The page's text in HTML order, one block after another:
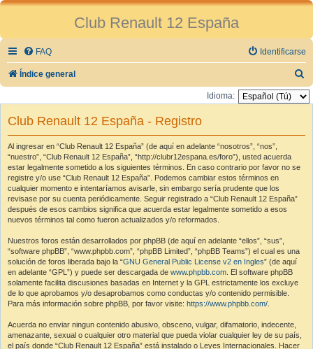
Club Renault 12 España
FAQ Identificarse
Índice general
u
Idioma:
Club Renault 12 España - Registro
Al ingresar en “Club Renault 12 España” (de aquí en adelante “nosotros”, “nos”,
“nuestro”, “Club Renault 12 España”, “http://clubr12espana.es/foro”), usted acuerda
estar legalmente sometido a los siguientes términos. En caso contrario por favor no se
registre y/o use “Club Renault 12 España”. Podemos cambiar estos términos en
cualquier momento e intentaríamos avisarle, sin embargo sería prudente que los
revisase por su cuenta periódicamente. Seguir registrado a “Club Renault 12 España”
después de esos cambios significa que acuerda estar legalmente sometido a esos
nuevos términos tal como fueron actualizados y/o reformados.
Nuestros foros están desarrollados por phpBB (de aquí en adelante “ellos”, “sus”,
“software phpBB”, “www.phpbb.com”, “phpBB Limited”, “phpBB Teams”) el cual es una
solución de foros liberada bajo la “GNU General Public License v2 en Ingles” (de aquí
en adelante “GPL”) y puede ser descargada de www.phpbb.com . El software phpBB
solamente facilita discusiones basadas en Internet y la GPL estrictamente los excluye
de lo que aprobamos y/o desaprobamos como conductas y/o contenido permisible.
Para más información sobre phpBB, por favor visite: https://www.phpbb.com/
Acuerda no enviar ningun contenido abusivo, obsceno, vulgar, difamatorio, indecente,
amenazante, sexual o cualquier otro material que pueda violar cualquier ley de su país,
el país donde “Club Renault 12 España” está instalado o Leyes Internacionales. Hacer